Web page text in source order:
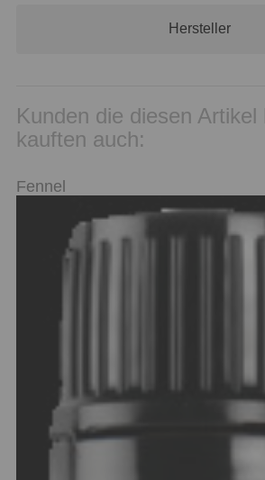
Hersteller
Kunden die diesen Artikel
kauften auch:
Fennel